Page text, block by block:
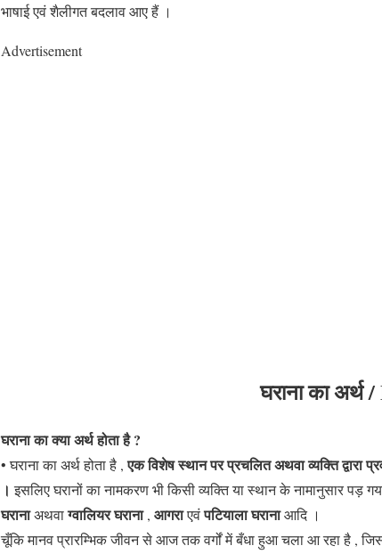
भाषाई एवं शैलीगत बदलाव आए हैं ।
Advertisement
घराना का अर्थ
घराना का क्याअर्थ होता है?
• घराना का अर्थ होता है ,एक विशेष स्थान पर प्रचलित अथवा व्यक्ति द्वारा
।इसलिए घरानों का नामकरण भी किसी व्यक्ति या स्थान के नामानुसार पड़
घरानाअथवाग्वालियर घराना, आगराएवंपटियाला घरानाआदि ।
चूँकि मानव प्रारम्भिक जीवन से आज तक वर्गों में बँधा हुआ चला आ रहा है ,